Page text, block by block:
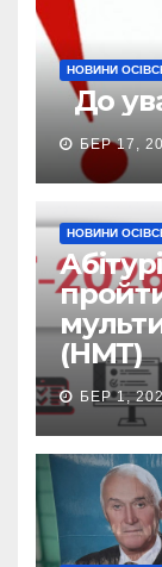
НОВИНИ
До
БЕР 17,
НОВИНИ
(НМТ)
БЕР 1,